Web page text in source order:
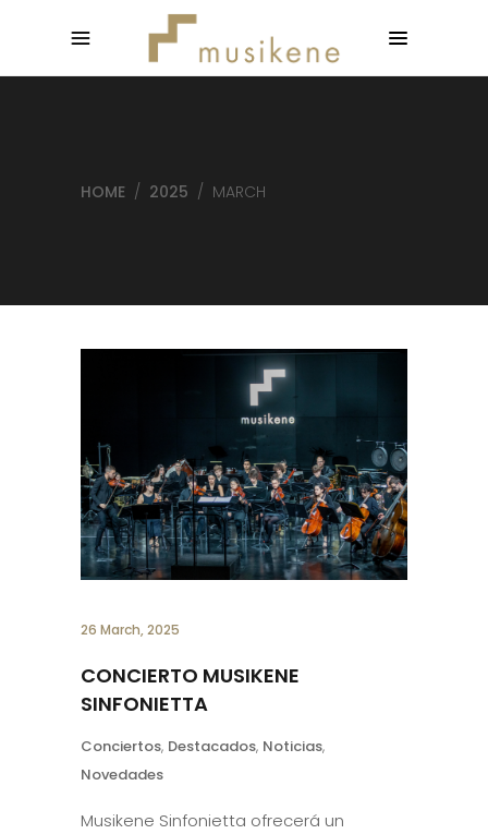
HOME / 2025 / MARCH
26 March, 2025
CONCIERTO MUSIKENE
SINFONIETTA
Conciertos, Destacados, Noticias,
Novedades
Musikene Sinfonietta ofrecerá un